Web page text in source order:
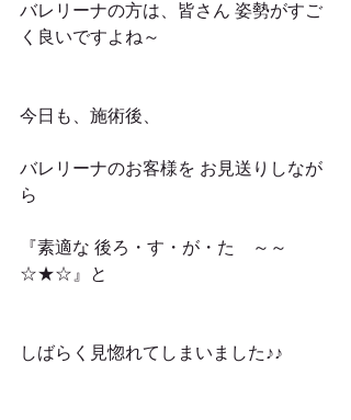
バレリーナの方は、皆さん 姿勢がすご
く良いですよね～
今日も、施術後、
バレリーナのお客様を お見送りしなが
ら
『素適な 後ろ・す・が・た　～～
☆★☆』と
しばらく見惚れてしまいました♪♪